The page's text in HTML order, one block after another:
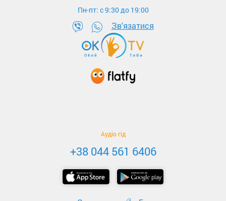
Пн-пт: c 9:30 до 19:00
Зв'язатися
Аудіо гід
+38 044 561 6406